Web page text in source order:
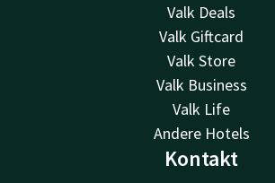
Valk Deals
Valk Giftcard
Valk Store
Valk Business
Valk Life
Andere Hotels
Kontakt